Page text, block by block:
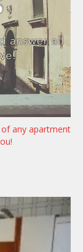
any apartment